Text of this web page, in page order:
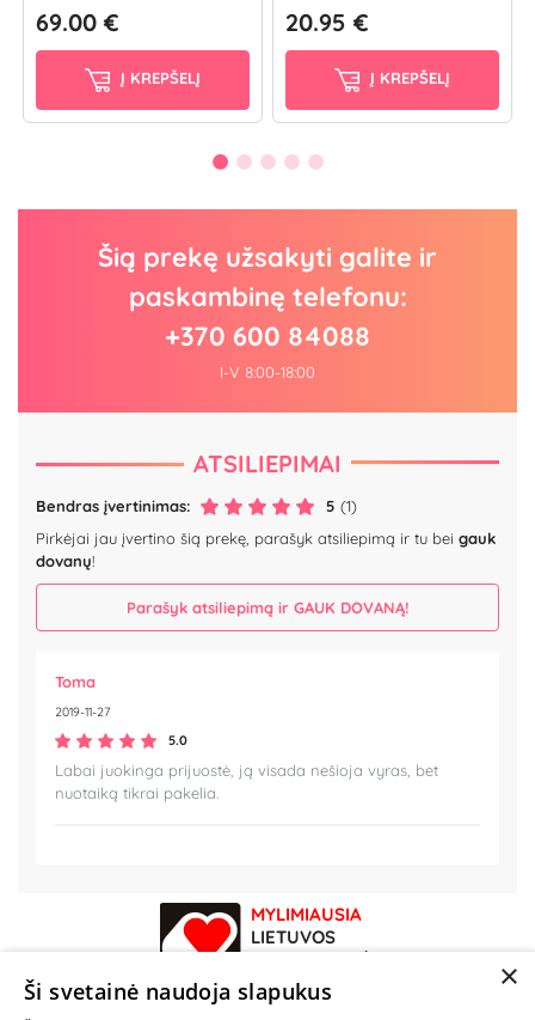
69.00 €
Į KREPŠELĮ
20.95 €
Į KREPŠELĮ
Šią prekę užsakyti galite ir
paskambinę telefonu:
+370 600 84088
I-V 8:00-18:00
ATSILIEPIMAI
Bendras įvertinimas: 5 (1)
Pirkėjai jau įvertino šią prekę, parašyk atsiliepimą ir tu bei gauk
dovanų!
Parašyk atsiliepimą ir GAUK DOVANĄ!
Toma
2019-11-27
5.0
Labai juokinga prijuostė, ją visada nešioja vyras, bet
nuotaiką tikrai pakelia.
MYLIMIAUSIA
LIETUVOS
PARDUOTUVĖ
×
Ši svetainė naudoja slapukus